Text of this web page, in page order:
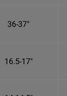
36-37"
16.5-17"